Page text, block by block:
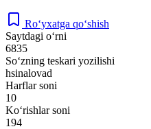
Ro‘yxatga qo‘shish
Saytdagi o‘rni
6835
So‘zning teskari yozilishi
hsinalovad
Harflar soni
10
Ko‘rishlar soni
194